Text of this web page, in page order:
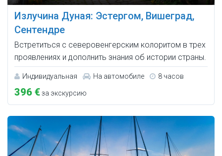
Излучина Дуная: Эстергом, Вишеград,
Сентендре
Встретиться с северовенгерским колоритом в трех
проявлениях и дополнить знания об истории страны.
Индивидуальная На автомобиле 8 часов
396 €за экскурсию